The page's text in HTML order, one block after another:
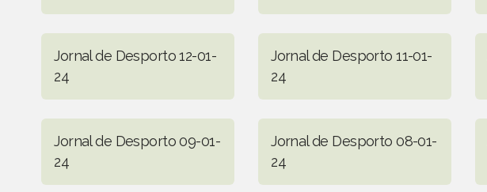
Jornal de Desporto 12-01-
24
Jornal de Desporto 11-01-
24
Jornal de Desporto 09-01-
24
Jornal de Desporto 08-01-
24